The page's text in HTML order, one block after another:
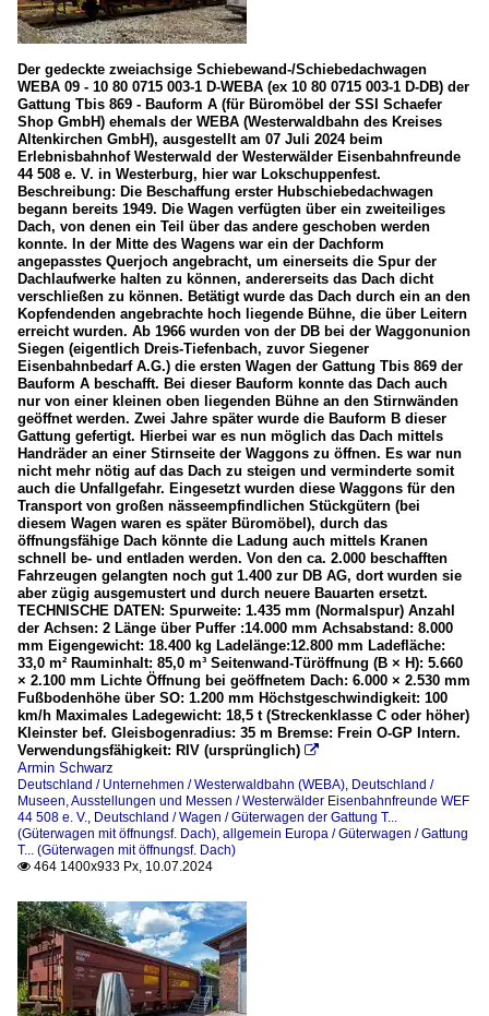
Der gedeckte zweiachsige Schiebewand-/Schiebedachwagen
WEBA 09 - 10 80 0715 003-1 D-WEBA (ex 10 80 0715 003-1 D-DB) der
Gattung Tbis 869 - Bauform A (für Büromöbel der SSI Schaefer
Shop GmbH) ehemals der WEBA (Westerwaldbahn des Kreises
Altenkirchen GmbH), ausgestellt am 07 Juli 2024 beim
Erlebnisbahnhof Westerwald der Westerwälder Eisenbahnfreunde
44 508 e. V. in Westerburg, hier war Lokschuppenfest.
Beschreibung: Die Beschaffung erster Hubschiebedachwagen
begann bereits 1949. Die Wagen verfügten über ein zweiteiliges
Dach, von denen ein Teil über das andere geschoben werden
konnte. In der Mitte des Wagens war ein der Dachform
angepasstes Querjoch angebracht, um einerseits die Spur der
Dachlaufwerke halten zu können, andererseits das Dach dicht
verschließen zu können. Betätigt wurde das Dach durch ein an den
Kopfendenden angebrachte hoch liegende Bühne, die über Leitern
erreicht wurden. Ab 1966 wurden von der DB bei der Waggonunion
Siegen (eigentlich Dreis-Tiefenbach, zuvor Siegener
Eisenbahnbedarf A.G.) die ersten Wagen der Gattung Tbis 869 der
Bauform A beschafft. Bei dieser Bauform konnte das Dach auch
nur von einer kleinen oben liegenden Bühne an den Stirnwänden
geöffnet werden. Zwei Jahre später wurde die Bauform B dieser
Gattung gefertigt. Hierbei war es nun möglich das Dach mittels
Handräder an einer Stirnseite der Waggons zu öffnen. Es war nun
nicht mehr nötig auf das Dach zu steigen und verminderte somit
auch die Unfallgefahr. Eingesetzt wurden diese Waggons für den
Transport von großen nässeempfindlichen Stückgütern (bei
diesem Wagen waren es später Büromöbel), durch das
öffnungsfähige Dach könnte die Ladung auch mittels Kranen
schnell be- und entladen werden. Von den ca. 2.000 beschafften
Fahrzeugen gelangten noch gut 1.400 zur DB AG, dort wurden sie
aber zügig ausgemustert und durch neuere Bauarten ersetzt.
TECHNISCHE DATEN: Spurweite: 1.435 mm (Normalspur) Anzahl
der Achsen: 2 Länge über Puffer :14.000 mm Achsabstand: 8.000
mm Eigengewicht: 18.400 kg Ladelänge:12.800 mm Ladefläche:
33,0 m² Rauminhalt: 85,0 m³ Seitenwand-Türöffnung (B × H): 5.660
× 2.100 mm Lichte Öffnung bei geöffnetem Dach: 6.000 × 2.530 mm
Fußbodenhöhe über SO: 1.200 mm Höchstgeschwindigkeit: 100
km/h Maximales Ladegewicht: 18,5 t (Streckenklasse C oder höher)
Kleinster bef. Gleisbogenradius: 35 m Bremse: Frein O-GP Intern.
Verwendungsfähigkeit: RIV (ursprünglich) 
Armin Schwarz
Deutschland / Unternehmen / Westerwaldbahn (WEBA) Deutschland /
Museen, Ausstellungen und Messen / Westerwälder Eisenbahnfreunde WEF
44 508 e. V.
Deutschland / Wagen / Güterwagen der Gattung T...
(Güterwagen mit öffnungsf. Dach) allgemein Europa / Güterwagen / Gattung
T... (Güterwagen mit öffnungsf. Dach)
 464 1400x933 Px, 10.07.2024